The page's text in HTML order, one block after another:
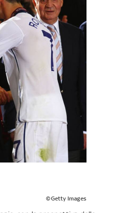
©Getty Images